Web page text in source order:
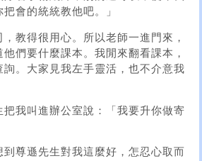
會的統統教他吧。」
教得很用心。所以老師一進門來，
們要什麼課本。我閒來翻看課本，
詢。大家見我左手靈活，也不介意我
把我叫進辦公室說：「我要升你做寄
到尊遜先生對我這麼好，怎忍心取而